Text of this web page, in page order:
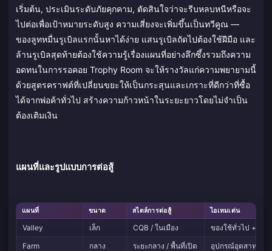
เริ่มต้น, ประเมินระดับภัยคุกคาม, ตัดสินใจว่าจะรีบหลบหนีหรือจะ
ไปต่อเพื่อเป้าหมายระดับสูง ความเสี่ยงจะเพิ่มขึ้นเป็นทวีคูณ —
ของลูทหมื่นรูเบิลแรกนั้นหาได้ง่าย แสนรูเบิลถัดไปต้องใช้ฝีมือ และ
ล้านรูเบิลสุดท้ายต้องใช้ความรู้เรื่องแผนที่อย่างลึกซึ้งรวมถึงความ
อดทนในการรอคอย Trophy Room จะให้รางวัลแก่ความพยายามนี้
ด้วยสูตรคราฟต์ที่เปลี่ยนขยะให้เป็นกระสุนและเกราะที่ดีกว่าที่ซื้อ
ได้จากพ่อค้าทั่วไป สร้างความก้าวหน้าในระยะยาวโดยไม่จำเป็น
ต้องเติมเงิน
แผนที่และรูปแบบการต่อสู้
แผนที่ ขนาด สไตล์การต่อสู้ ไอเทมเด่น
Valley เล็ก CQB / ในเมือง
ของใช้ทั่วไป + เว
Farm
กลาง ระยะกลาง / พื้นที่เปิด
อุปกรณ์อุตสาหกรร